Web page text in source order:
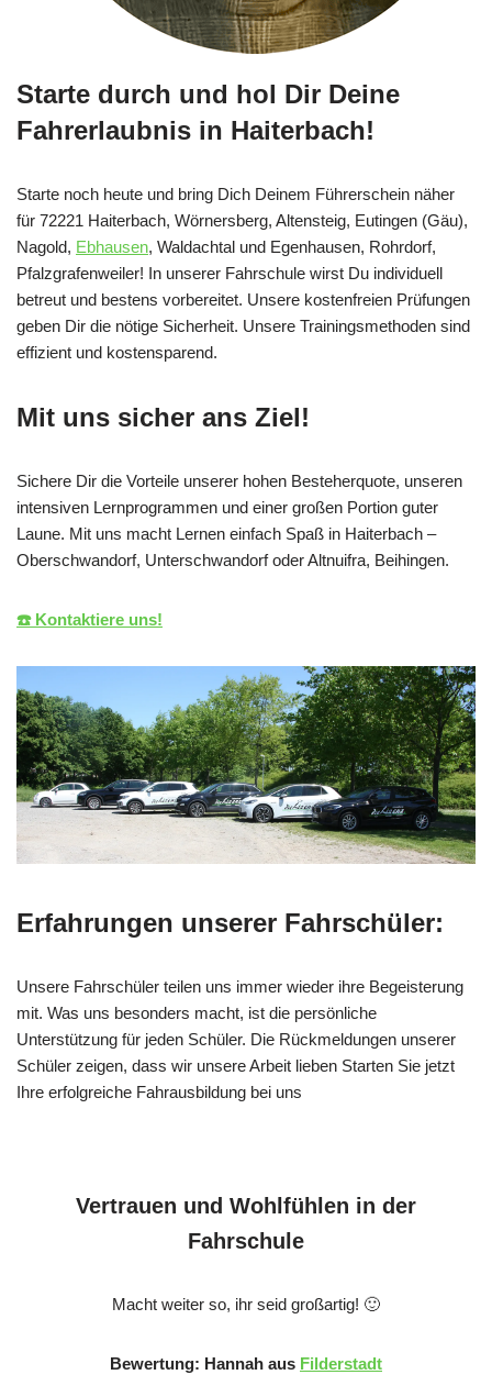
Starte durch und hol Dir Deine
Fahrerlaubnis in Haiterbach!
Starte noch heute und bring Dich Deinem Führerschein näher
für 72221 Haiterbach, Wörnersberg, Altensteig, Eutingen (Gäu),
Nagold, Ebhausen, Waldachtal und Egenhausen, Rohrdorf,
Pfalzgrafenweiler! In unserer Fahrschule wirst Du individuell
betreut und bestens vorbereitet. Unsere kostenfreien Prüfungen
geben Dir die nötige Sicherheit. Unsere Trainingsmethoden sind
effizient und kostensparend.
Mit uns sicher ans Ziel!
Sichere Dir die Vorteile unserer hohen Besteherquote, unseren
intensiven Lernprogrammen und einer großen Portion guter
Laune. Mit uns macht Lernen einfach Spaß in Haiterbach –
Oberschwandorf, Unterschwandorf oder Altnuifra, Beihingen.
☎️ Kontaktiere uns!
Erfahrungen unserer Fahrschüler:
Unsere Fahrschüler teilen uns immer wieder ihre Begeisterung
mit. Was uns besonders macht, ist die persönliche
Unterstützung für jeden Schüler. Die Rückmeldungen unserer
Schüler zeigen, dass wir unsere Arbeit lieben Starten Sie jetzt
Ihre erfolgreiche Fahrausbildung bei uns
Vertrauen und Wohlfühlen in der
Fahrschule
Macht weiter so, ihr seid großartig! 🙂
Bewertung: Hannah aus Filderstadt